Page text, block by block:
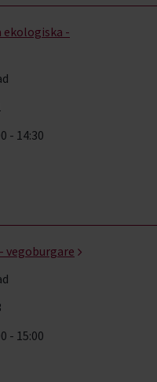
ekologiska -
- 14:30
vegoburgare
- 15:00